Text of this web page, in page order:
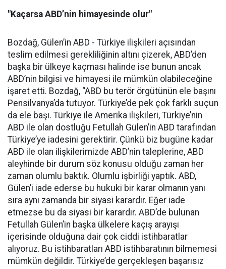
"Kaçarsa ABD’nin himayesinde olur"
Bozdağ, Gülen’in ABD - Türkiye ilişkileri açısından
teslim edilmesi gerekliliğinin altını çizerek, ABD’den
başka bir ülkeye kaçması halinde ise bunun ancak
ABD’nin bilgisi ve himayesi ile mümkün olabileceğine
işaret etti. Bozdağ, “ABD bu terör örgütünün ele başını
Pensilvanya’da tutuyor. Türkiye’de pek çok farklı suçun
da ele başı. Türkiye ile Amerika ilişkileri, Türkiye’nin
ABD ile olan dostluğu Fetullah Gülen’in ABD tarafından
Türkiye’ye iadesini gerektirir. Çünkü biz bugüne kadar
ABD ile olan ilişkilerimizde ABD’nin taleplerine, ABD
aleyhinde bir durum söz konusu olduğu zaman her
zaman olumlu baktık. Olumlu işbirliği yaptık. ABD,
Gülen’i iade ederse bu hukuki bir karar olmanın yanı
sıra aynı zamanda bir siyasi karardır. Eğer iade
etmezse bu da siyasi bir karardır. ABD’de bulunan
Fetullah Gülen’in başka ülkelere kaçış arayışı
içerisinde olduğuna dair çok ciddi istihbaratlar
alıyoruz. Bu istihbaratları ABD istihbaratının bilmemesi
mümkün değildir. Türkiye’de gerçekleşen başarısız